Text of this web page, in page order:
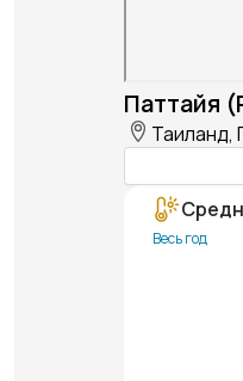
Паттайя
Таиланд,
Весь год